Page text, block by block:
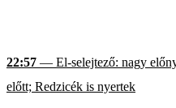
22:57 — El-selejtező: nagy
előtt; Redzicék is nyertek